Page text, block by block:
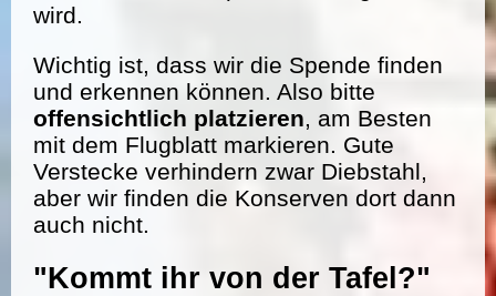
wird.
Wichtig ist, dass wir die Spende finden
und erkennen können. Also bitte
offensichtlich platzieren, am Besten
mit dem Flugblatt markieren. Gute
Verstecke verhindern zwar Diebstahl,
aber wir finden die Konserven dort dann
auch nicht.
"Kommt ihr von der Tafel?"